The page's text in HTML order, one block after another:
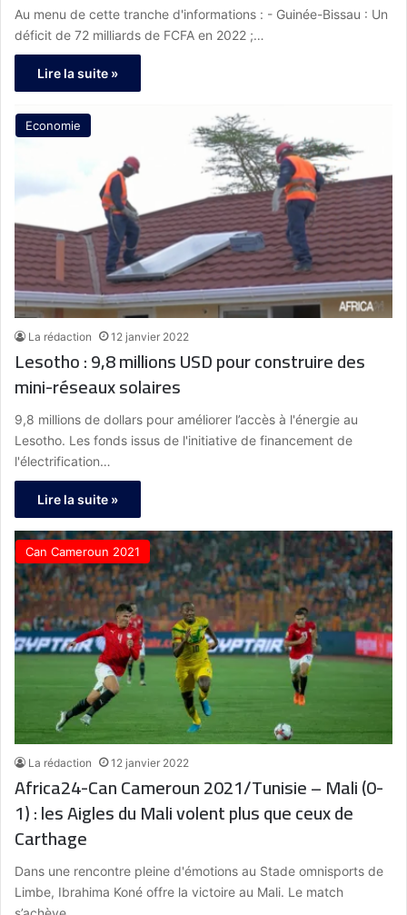
Au menu de cette tranche d'informations : - Guinée-Bissau : Un
déficit de 72 milliards de FCFA en 2022 ;…
Lire la suite »
Economie
La rédaction 12 janvier 2022
Lesotho : 9,8 millions USD pour construire des
mini-réseaux solaires
9,8 millions de dollars pour améliorer l’accès à l'énergie au
Lesotho. Les fonds issus de l'initiative de financement de
l'électrification…
Lire la suite »
Can Cameroun 2021
La rédaction 12 janvier 2022
Africa24-Can Cameroun 2021/Tunisie – Mali (0-
1) : les Aigles du Mali volent plus que ceux de
Carthage
Dans une rencontre pleine d'émotions au Stade omnisports de
Limbe, Ibrahima Koné offre la victoire au Mali. Le match